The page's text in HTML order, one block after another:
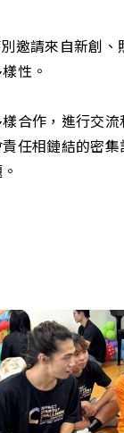
邀請來自新創
性。
合作，進行交
任相鏈結的密